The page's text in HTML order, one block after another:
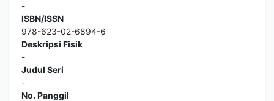
-
ISBN/ISSN
978-623-02-6894-6
Deskripsi Fisik
-
Judul Seri
-
No. Panggil